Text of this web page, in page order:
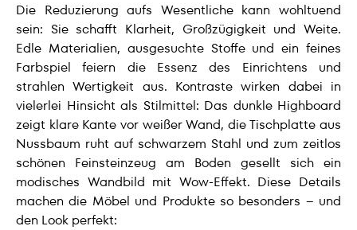
Die Reduzierung aufs Wesentliche kann wohltuend
sein: Sie schafft Klarheit, Großzügigkeit und Weite.
Edle Materialien, ausgesuchte Stoffe und ein feines
Farbspiel feiern die Essenz des Einrichtens und
strahlen Wertigkeit aus. Kontraste wirken dabei in
vielerlei Hinsicht als Stilmittel: Das dunkle Highboard
zeigt klare Kante vor weißer Wand, die Tischplatte aus
Nussbaum ruht auf schwarzem Stahl und zum zeitlos
schönen Feinsteinzeug am Boden gesellt sich ein
modisches Wandbild mit Wow-Effekt. Diese Details
machen die Möbel und Produkte so besonders – und
den Look perfekt: